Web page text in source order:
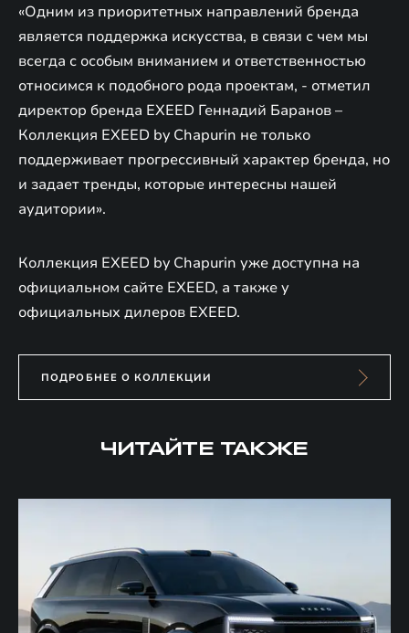
«Одним из приоритетных направлений бренда
является поддержка искусства, в связи с чем мы
всегда с особым вниманием и ответственностью
относимся к подобного рода проектам, - отметил
директор бренда EXEED Геннадий Баранов –
Коллекция EXEED by Chapurin не только
поддерживает прогрессивный характер бренда, но
и задает тренды, которые интересны нашей
аудитории».
Коллекция EXEED by Chapurin уже доступна на
официальном сайте EXEED, а также у
официальных дилеров EXEED.
ПОДРОБНЕЕ О КОЛЛЕКЦИИ
ЧИТАЙТЕ ТАКЖЕ